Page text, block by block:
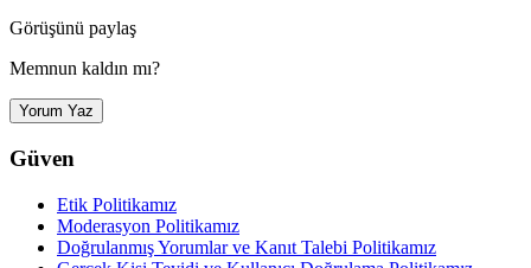
Görüşünü paylaş
Memnun kaldın mı?
Yorum Yaz
Güven
Etik Politikamız
Moderasyon Politikamız
Doğrulanmış Yorumlar ve Kanıt Talebi Politikamız